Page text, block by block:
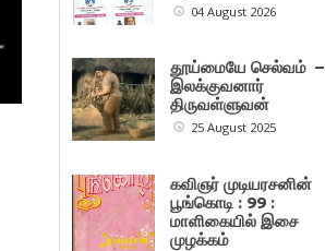
04 August 2026
தூய்மையே செல்வம் –
இலக்குவனார்
திருவள்ளுவன்
25 August 2025
கவிஞர் முடியரசனின்
பூங்கொடி : 99 :
மாளிகையில் இசை
முழக்கம்